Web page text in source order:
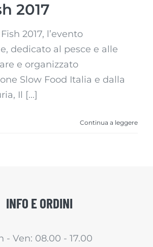
2017
2017, l’evento
dedicato al pesce e alle
e organizzato
Slow Food Italia e dalla
Il [...]
Continua a leggere
INFO E ORDINI
- Ven: 08.00 - 17.00